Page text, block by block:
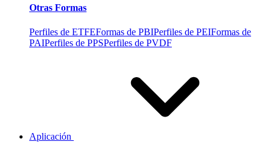
Otras Formas
Perfiles de ETFEFormas de PBIPerfiles de PEIFormas de
PAIPerfiles de PPSPerfiles de PVDF
Aplicación